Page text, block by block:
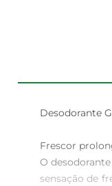
Desodorante
Frescor
O
sensação de